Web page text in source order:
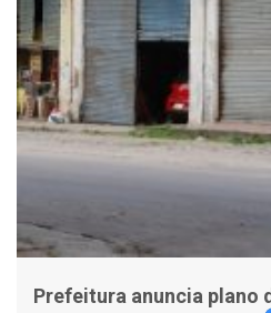
Prefeitura anuncia plano